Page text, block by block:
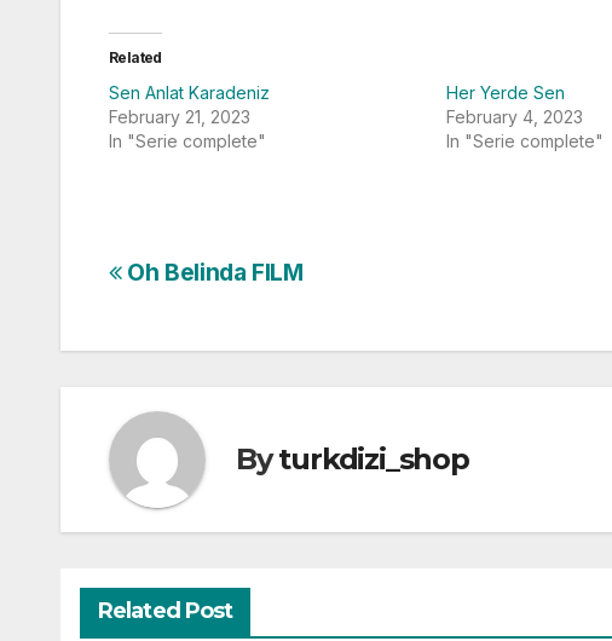
Related
Sen Anlat Karadeniz
February 21, 2023
In "Serie complete"
Her Yerde Sen
February 4, 2023
In "Serie complete"
Post
Oh Belinda FILM
Byturkdizi_shop
Related Post